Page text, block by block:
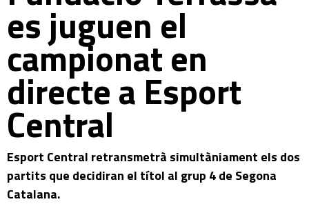
es juguen el
campionat en
directe a Esport
Central
Esport Central retransmetrà simultàniament els dos
partits que decidiran el títol al grup 4 de Segona
Catalana.